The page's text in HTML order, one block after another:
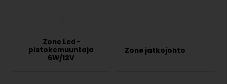
Zone Led-
pistokemuuntaja
6W/12V
Zone jatkojohto